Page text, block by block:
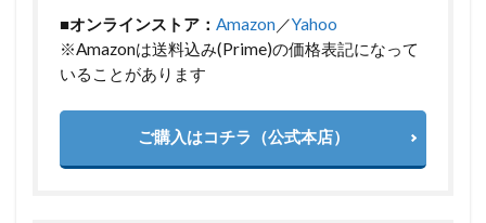
■オンラインストア： Amazon／Yahoo
※Amazonは送料込み(Prime)の価格表記になって
いることがあります
ご購入はコチラ（公式本店）